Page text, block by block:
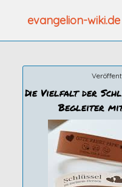
evangelion-wiki.de
Die Vielfalt der
Begleiter